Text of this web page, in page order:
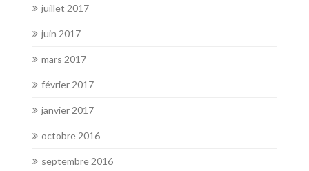
juillet 2017
juin 2017
mars 2017
février 2017
janvier 2017
octobre 2016
septembre 2016